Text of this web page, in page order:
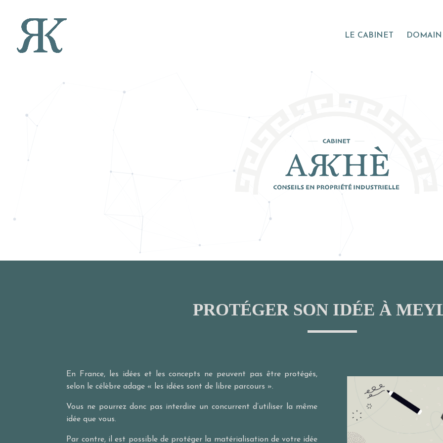
LE CABINET
PROTÉGER SON IDÉE À
En France, les idées et les concepts ne peuvent pas être protégés,
selon le célèbre adage « les idées sont de libre parcours ».
Vous ne pourrez donc pas interdire un concurrent d’utiliser la même
idée que vous.
Par contre, il est possible de protéger la matérialisation de votre idée